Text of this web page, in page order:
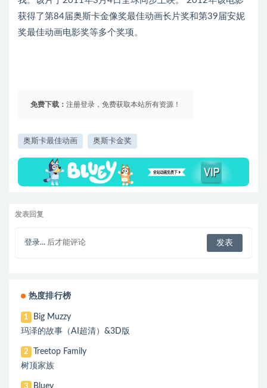
获得了第84届奥斯卡金像奖最佳动画长片奖和第39届安妮
奖最佳动画电影奖等多个奖项。
免费下载： 注册登录，免费获取本站所有资源！
奥斯卡最佳动画 奥斯卡金奖
发表回复
登录... 后才能评论
热度排行榜
1
Big Muzzy
玛泽的故事（AI超清）&3D版
2
Treetop Family
树顶家族
Bluey